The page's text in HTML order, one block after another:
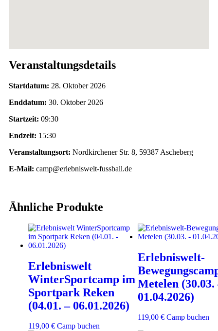
Veranstaltungsdetails
Startdatum: 28. Oktober 2026
Enddatum: 30. Oktober 2026
Startzeit: 09:30
Endzeit: 15:30
Veranstaltungsort: Nordkirchener Str. 8, 59387 Ascheberg
E-Mail: camp@erlebniswelt-fussball.de
Ähnliche Produkte
Erlebniswelt
WinterSportcamp im
Sportpark Reken
(04.01. – 06.01.2026)
119,00 € Camp buchen
Erlebniswelt-
Metelen (30.03.
01.04.2026)
119,00 € Camp buchen